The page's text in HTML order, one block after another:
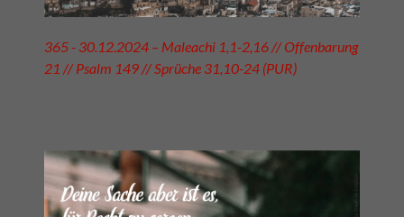
365 - 30.12.2024 – Maleachi 1,1-2,16 // Offenbarung
21 // Psalm 149 // Sprüche 31,10-24 (PUR)